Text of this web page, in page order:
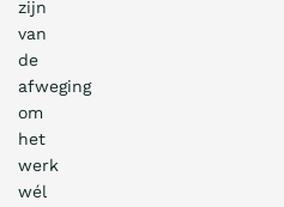
zijn
van
de
afweging
om
het
werk
wél